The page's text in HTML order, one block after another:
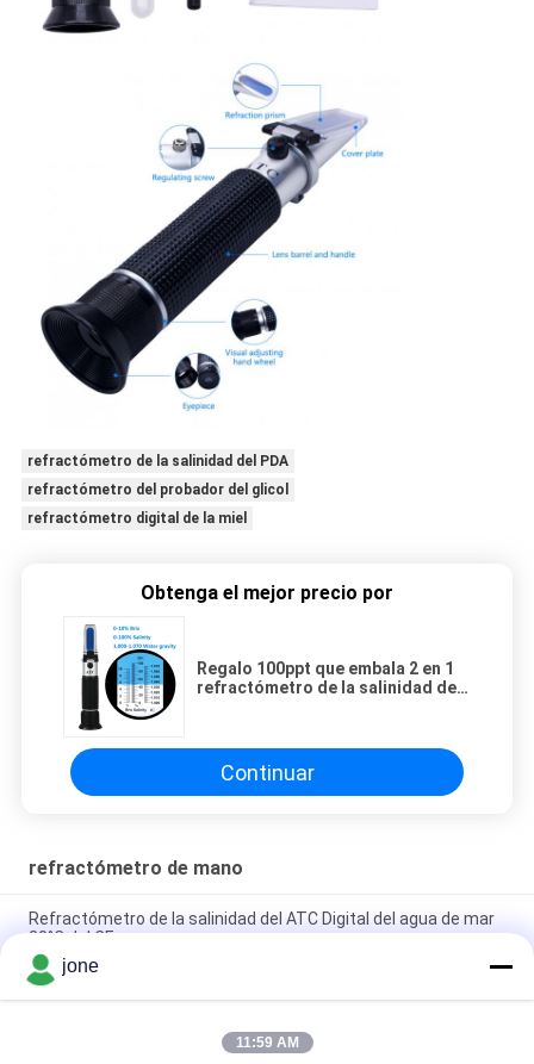
refractómetro de la salinidad del PDA
refractómetro del probador del glicol
refractómetro digital de la miel
Obtenga el mejor precio por
Regalo 100ppt que embala 2 en 1
refractómetro de la salinidad del
Continuar
refractómetro de mano
Refractómetro de la salinidad del ATC Digital del agua de mar
20°C del CE
regalo 100ppt que embala 2 en 1 refractómetro de la salinidad
del ATC
Metro de la salinidad del Atc Digital del acuario de 1.070SG
jone
11:59 AM